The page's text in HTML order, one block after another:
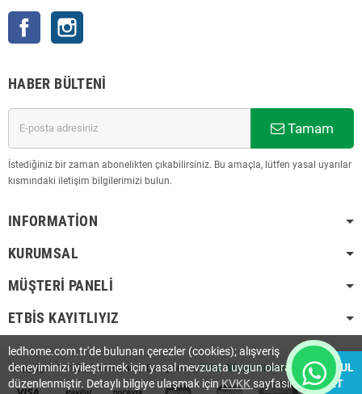
Facebook
HABER BÜLTENI
Tamam
İstediğiniz bir zaman abonelikten çıkabilirsiniz. Bu amaçla, lütfen yasal uyarılar
kısmındaki iletişim bilgilerimizi bulun.
INFORMATION
KURUMSAL
MÜŞTERI PANELI
ETBİS KAYITLIYIZ
Copyright © 2023Led Home| Designed ByTrdia Bilişim Hizmetleri Ltd. Şti.
ledhome.com.tr'de bulunan çerezler (cookies); alışveriş
deneyiminizi iyileştirmek için yasal mevzuata uygun olarak
düzenlenmiştir. Detaylı bilgiye ulaşmak içinKVKK sayfasını
KABUL
ET